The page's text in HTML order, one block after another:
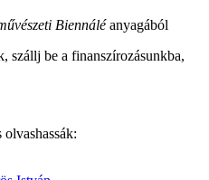
Biennáléanyagából
szállj be a finanszírozásunkba,